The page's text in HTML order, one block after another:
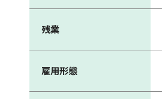
残業
雇用形態